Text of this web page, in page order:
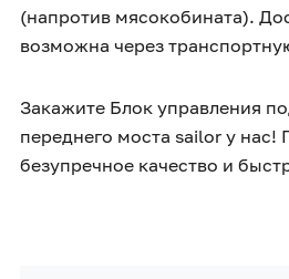
(напротив мясокобината).
возможна через
Закажите Блок управления
переднего моста sailor у нас!
безупречное качество и